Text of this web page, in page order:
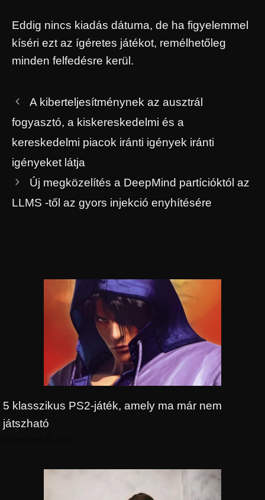
Eddig nincs kiadás dátuma, de ha figyelemmel
kíséri ezt az ígéretes játékot, remélhetőleg
minden felfedésre kerül.
A kiberteljesítménynek az ausztrál
fogyasztó, a kiskereskedelmi és a
kereskedelmi piacok iránti igények iránti
igényeket látja
Új megközelítés a DeepMind partícióktól az
LLMS -től az gyors injekció enyhítésére
5 klasszikus PS2-játék, amely ma már nem
játszható